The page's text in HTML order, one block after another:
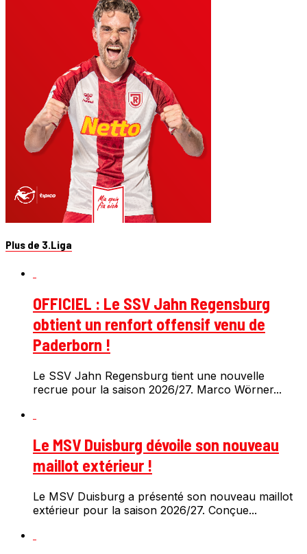
Plus de 3.Liga
OFFICIEL : Le SSV Jahn Regensburg
obtient un renfort offensif venu de
Paderborn !
Le SSV Jahn Regensburg tient une nouvelle
recrue pour la saison 2026/27. Marco Wörner...
Le MSV Duisburg dévoile son nouveau
maillot extérieur !
Le MSV Duisburg a présenté son nouveau maillot
extérieur pour la saison 2026/27. Conçue...